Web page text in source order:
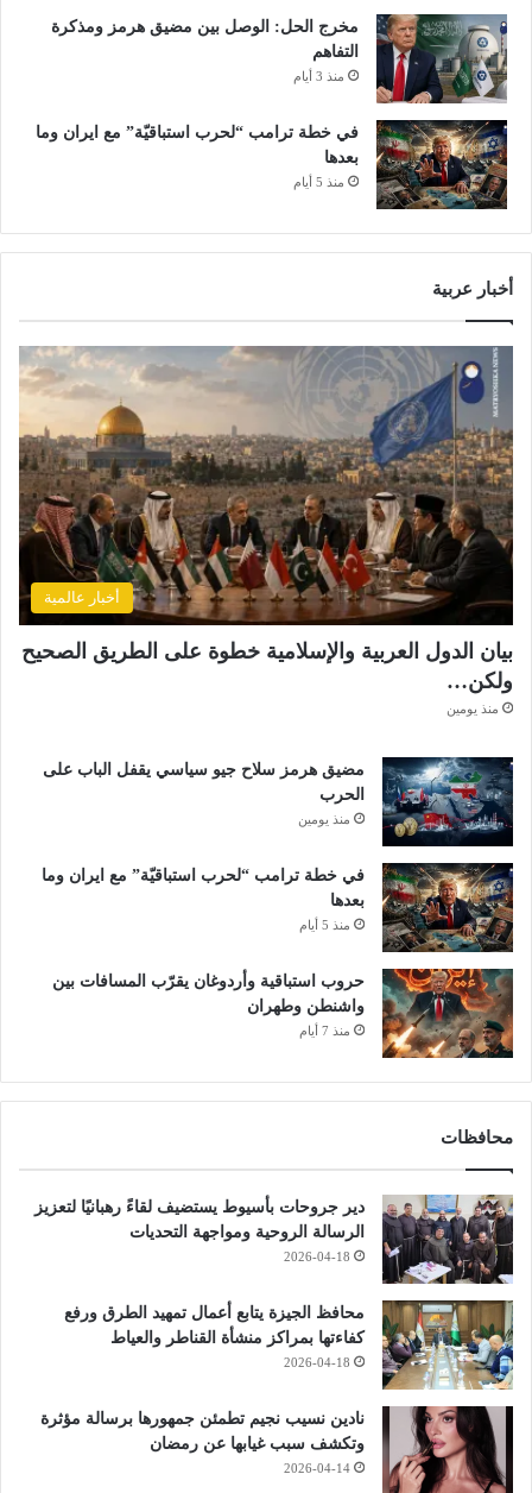
مخرج الحل: الوصل بين مضيق هرمز ومذكرة
التفاهم
منذ 3 أيام
في خطة ترامب “لحرب استباقيّة” مع ايران وما
بعدها
منذ 5 أيام
أخبار عربية
أخبار عالمية
بيان الدول العربية والإسلامية خطوة على الطريق الصحيح
ولكن…
منذ يومين
مضيق هرمز سلاح جيو سياسي يقفل الباب على
الحرب
منذ يومين
في خطة ترامب “لحرب استباقيّة” مع ايران وما
بعدها
منذ 5 أيام
حروب استباقية وأردوغان يقرّب المسافات بين
واشنطن وطهران
منذ 7 أيام
محافظات
دير جروحات بأسيوط يستضيف لقاءً رهبانيًا لتعزيز
الرسالة الروحية ومواجهة التحديات
2026-04-18
محافظ الجيزة يتابع أعمال تمهيد الطرق ورفع
كفاءتها بمراكز منشأة القناطر والعياط
2026-04-18
نادين نسيب نجيم تطمئن جمهورها برسالة مؤثرة
وتكشف سبب غيابها عن رمضان
2026-04-14